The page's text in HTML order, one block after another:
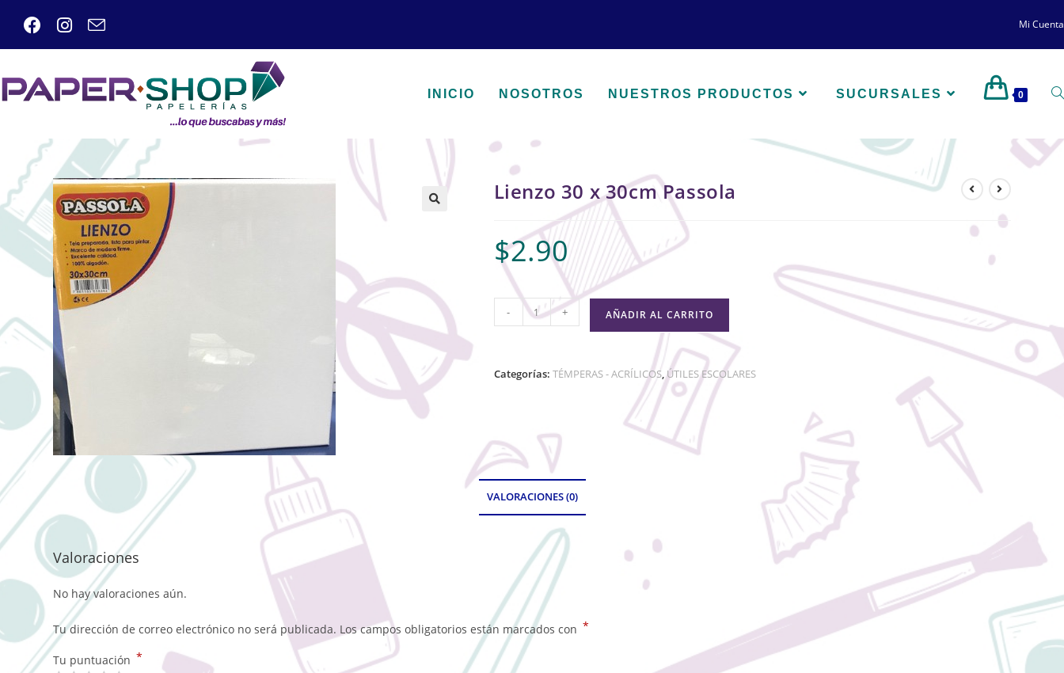
Mi Cuenta
INICIO NOSOTROS NUESTROS PRODUCTOS SUCURSALES 0
Lienzo 30 x 30cm Passola
$2.90
- + AÑADIR AL CARRITO
Categorías: TÉMPERAS - ACRÍLICOS,ÚTILES ESCOLARES
VALORACIONES (0)
Valoraciones
No hay valoraciones aún.
Tu dirección de correo electrónico no será publicada. Los campos obligatorios están marcados con *
Tu puntuación *